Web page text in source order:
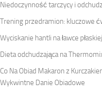
Niedoczynność tarczycy i
Trening przedramion: kluczowe
Wyciskanie hantli na ławce
Dieta odchudzająca na
Co Na Obiad Makaron z
Wykwintne Danie Obiadowe